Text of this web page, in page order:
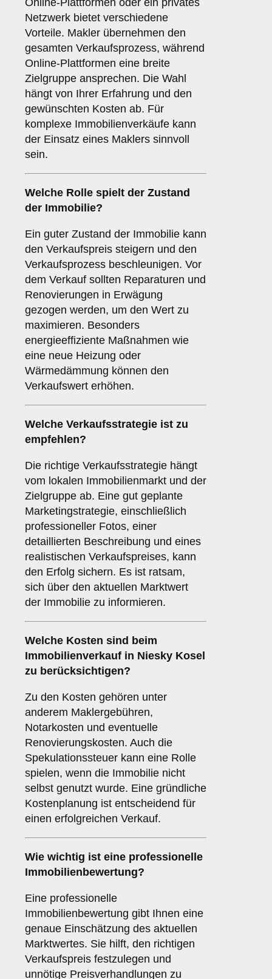
Online-Plattformen oder ein privates
Netzwerk bietet verschiedene
Vorteile. Makler übernehmen den
gesamten Verkaufsprozess, während
Online-Plattformen eine breite
Zielgruppe ansprechen. Die Wahl
hängt von Ihrer Erfahrung und den
gewünschten Kosten ab. Für
komplexe Immobilienverkäufe kann
der Einsatz eines Maklers sinnvoll
sein.
Welche Rolle spielt der Zustand
der Immobilie?
Ein guter Zustand der Immobilie kann
den Verkaufspreis steigern und den
Verkaufsprozess beschleunigen. Vor
dem Verkauf sollten Reparaturen und
Renovierungen in Erwägung
gezogen werden, um den Wert zu
maximieren. Besonders
energieeffiziente Maßnahmen wie
eine neue Heizung oder
Wärmedämmung können den
Verkaufswert erhöhen.
Welche Verkaufsstrategie ist zu
empfehlen?
Die richtige Verkaufsstrategie hängt
vom lokalen Immobilienmarkt und der
Zielgruppe ab. Eine gut geplante
Marketingstrategie, einschließlich
professioneller Fotos, einer
detaillierten Beschreibung und eines
realistischen Verkaufspreises, kann
den Erfolg sichern. Es ist ratsam,
sich über den aktuellen Marktwert
der Immobilie zu informieren.
Welche Kosten sind beim
Immobilienverkauf in Niesky Kosel
zu berücksichtigen?
Zu den Kosten gehören unter
anderem Maklergebühren,
Notarkosten und eventuelle
Renovierungskosten. Auch die
Spekulationssteuer kann eine Rolle
spielen, wenn die Immobilie nicht
selbst genutzt wurde. Eine gründliche
Kostenplanung ist entscheidend für
einen erfolgreichen Verkauf.
Wie wichtig ist eine professionelle
Immobilienbewertung?
Eine professionelle
Immobilienbewertung gibt Ihnen eine
genaue Einschätzung des aktuellen
Marktwertes. Sie hilft, den richtigen
Verkaufspreis festzulegen und
unnötige Preisverhandlungen zu